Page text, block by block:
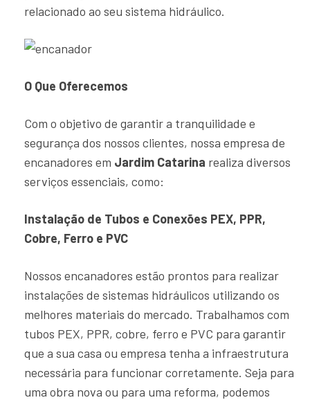
relacionado ao seu sistema hidráulico.
O Que Oferecemos
Com o objetivo de garantir a tranquilidade e
segurança dos nossos clientes, nossa empresa de
encanadores em Jardim Catarina realiza diversos
serviços essenciais, como:
Instalação de Tubos e Conexões PEX, PPR,
Cobre, Ferro e PVC
Nossos encanadores estão prontos para realizar
instalações de sistemas hidráulicos utilizando os
melhores materiais do mercado. Trabalhamos com
tubos PEX, PPR, cobre, ferro e PVC para garantir
que a sua casa ou empresa tenha a infraestrutura
necessária para funcionar corretamente. Seja para
uma obra nova ou para uma reforma, podemos